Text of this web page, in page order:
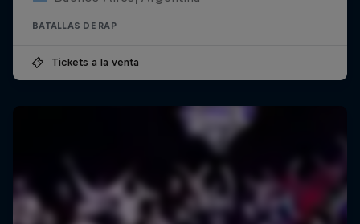
BATALLAS DE RAP
Tickets a la venta